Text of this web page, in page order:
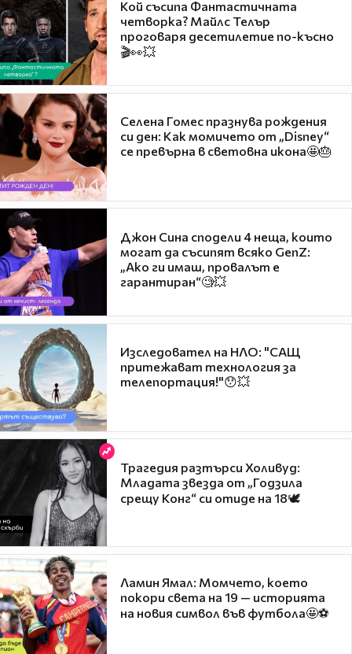
Кой съсипа Фантастичната
четворка? Майлс Телър
проговаря десетилетие по-късно
🎬👀💥
Селена Гомес празнува рождения
си ден: Как момичето от „Disney“
се превърна в световна икона🤩🎂
Джон Сина сподели 4 неща, които
могат да съсипят всяко GenZ:
„Ако ги имаш, провалът е
гарантиран“🧐💥
Изследовател на НЛО: "САЩ
притежават технология за
телепортация!"😯💥
Трагедия разтърси Холивуд:
Младата звезда от „Годзила
срещу Конг“ си отиде на 18🕊️
Ламин Ямал: Момчето, което
покори света на 19 — историята
на новия символ във футбола🤩⚽